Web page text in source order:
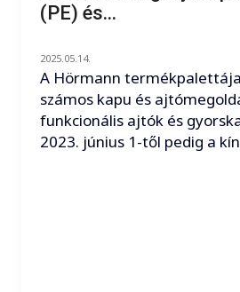
(PE) és...
2025.05.14.
A Hörmann
számos kapu és
funkcionális ajtók és
2023. június 1-től pedig a